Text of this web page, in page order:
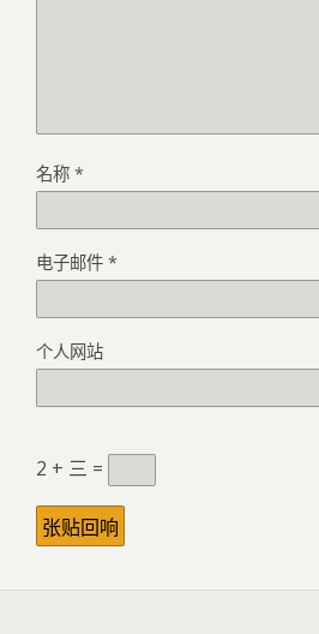
名称 *
电子邮件 *
个人网站
2 + 三 =